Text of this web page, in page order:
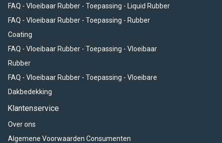
FAQ - Vloeibaar Rubber - Toepassing - Liquid Rubber
FAQ - Vloeibaar Rubber - Toepassing - Rubber
Coating
FAQ - Vloeibaar Rubber - Toepassing - Vloeibaar
Rubber
FAQ - Vloeibaar Rubber - Toepassing - Vloeibare
Dakbedekking
Klantenservice
Over ons
Algemene Voorwaarden Consumenten